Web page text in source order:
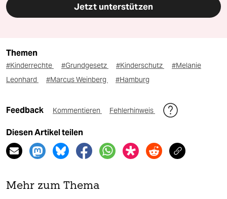
Jetzt unterstützen
Themen
#Kinderrechte #Grundgesetz #Kinderschutz
#Melanie
Leonhard
#Marcus Weinberg #Hamburg
Feedback Kommentieren Fehlerhinweis
Diesen Artikel teilen
Mehr zum Thema